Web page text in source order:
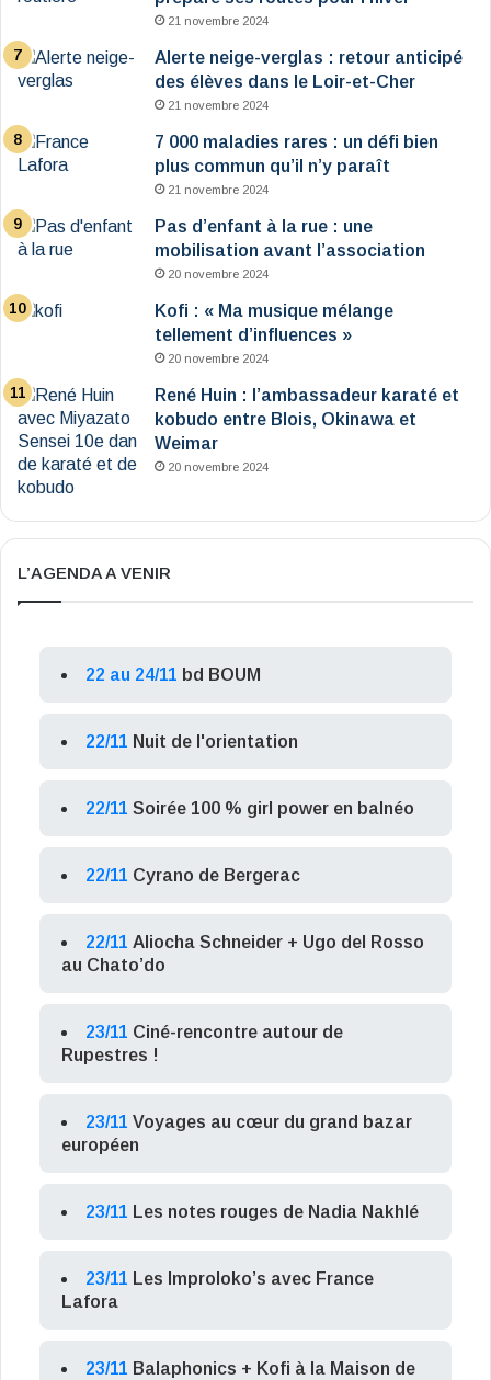
21 novembre 2024
Alerte neige-verglas : retour anticipé
des élèves dans le Loir-et-Cher
21 novembre 2024
7 000 maladies rares : un défi bien
plus commun qu’il n’y paraît
21 novembre 2024
Pas d’enfant à la rue : une
mobilisation avant l’association
20 novembre 2024
Kofi : « Ma musique mélange
tellement d’influences »
20 novembre 2024
René Huin : l’ambassadeur karaté et
kobudo entre Blois, Okinawa et
Weimar
20 novembre 2024
L’AGENDA A VENIR
22 au 24/11 bd BOUM
22/11 Nuit de l'orientation
22/11 Soirée 100 % girl power en balnéo
22/11 Cyrano de Bergerac
22/11 Aliocha Schneider + Ugo del Rosso
au Chato’do
23/11 Ciné-rencontre autour de
Rupestres !
23/11 Voyages au cœur du grand bazar
européen
23/11 Les notes rouges de Nadia Nakhlé
23/11 Les Improloko’s avec France
Lafora
23/11 Balaphonics + Kofi à la Maison de